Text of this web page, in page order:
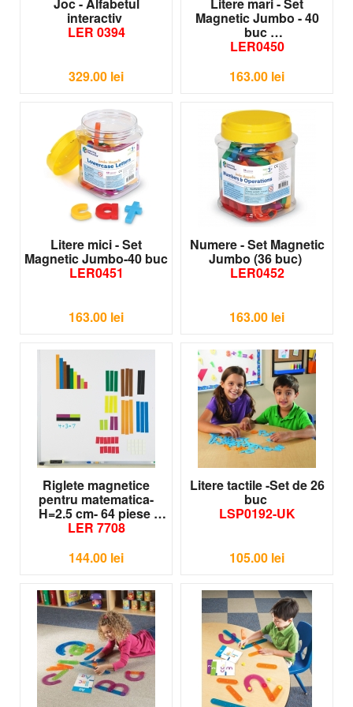
interactiv
LER 0394
329.00 lei
Magnetic Jumbo - 40
buc
LER0450
163.00 lei
Litere mici - Set
Magnetic Jumbo-40 buc
LER0451
163.00 lei
Numere - Set Magnetic
Jumbo (36 buc)
LER0452
163.00 lei
Riglete magnetice
pentru matematica-
H=2.5 cm- 64 piese
LER 7708
144.00 lei
Litere tactile -Set de 26
buc
LSP0192-UK
105.00 lei